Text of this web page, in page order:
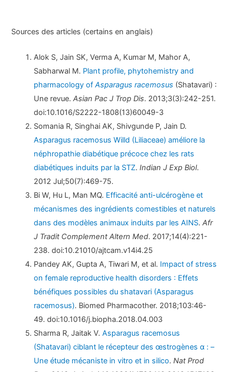
Sources des articles (certains en anglais)
Alok S, Jain SK, Verma A, Kumar M, Mahor A,
Sabharwal M. Plant profile, phytohemistry and
pharmacology ofAsparagus racemosus (Shatavari) :
Une revue.Asian Pac J Trop Dis. 2013;3(3):242-251.
doi:10.1016/S2222-1808(13)60049-3
Somania R, Singhai AK, Shivgunde P, Jain D.
Asparagus racemosus Willd (Liliaceae) améliore la
néphropathie diabétique précoce chez les rats
diabétiques induits par la STZ.Indian J Exp Biol.
2012 Jul;50(7):469-75.
Bi W, Hu L, Man MQ. Efficacité anti-ulcérogène et
mécanismes des ingrédients comestibles et naturels
dans des modèles animaux induits par les AINS.Afr
J Tradit Complement Altern Med. 2017;14(4):221-
238. doi:10.21010/ajtcam.v14i4.25
Pandey AK, Gupta A, Tiwari M, et al. Impact of stress
on female reproductive health disorders : Effets
bénéfiques possibles du shatavari (Asparagus
racemosus). Biomed Pharmacother. 2018;103:46-
49. doi:10.1016/j.biopha.2018.04.003
Sharma R, Jaitak V.Asparagus racemosus
(Shatavari) ciblant le récepteur des œstrogènes α : –
Une étude mécaniste in vitro et in silico.Nat Prod